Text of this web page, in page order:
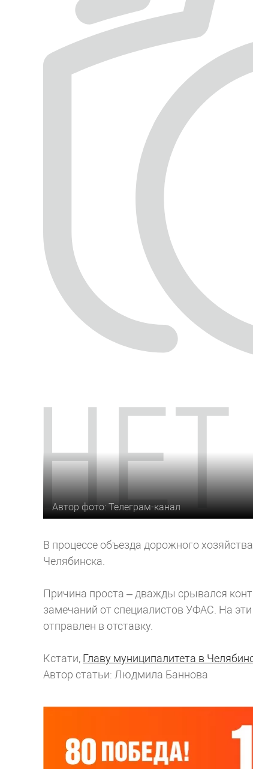
Автор фото: Телеграм-канал
В процессе объезда дорожного
Челябинска.
Причина проста – дважды срывался
замечаний от специалистов УФАС. На
отправлен в отставку.
Кстати, Главу муниципалитета в
Автор статьи: Людмила Баннова